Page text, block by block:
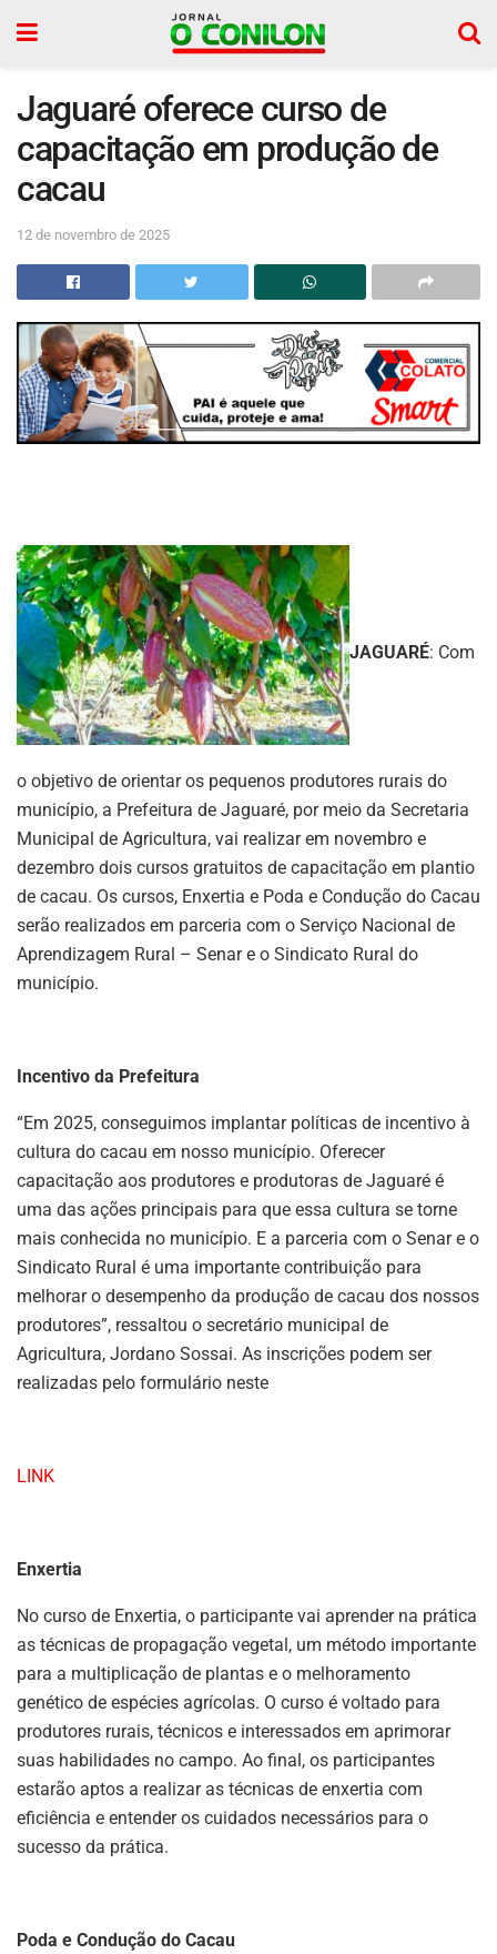
Jaguaré oferece curso de
capacitação em produção de
cacau
12 de novembro de 2025
JAGUARÉ: Com
o objetivo de orientar os pequenos produtores rurais do
município, a Prefeitura de Jaguaré, por meio da Secretaria
Municipal de Agricultura, vai realizar em novembro e
dezembro dois cursos gratuitos de capacitação em plantio
de cacau. Os cursos, Enxertia e Poda e Condução do Cacau
serão realizados em parceria com o Serviço Nacional de
Aprendizagem Rural – Senar e o Sindicato Rural do
município.
Incentivo da Prefeitura
“Em 2025, conseguimos implantar políticas de incentivo à
cultura do cacau em nosso município. Oferecer
capacitação aos produtores e produtoras de Jaguaré é
uma das ações principais para que essa cultura se torne
mais conhecida no município. E a parceria com o Senar e o
Sindicato Rural é uma importante contribuição para
melhorar o desempenho da produção de cacau dos nossos
produtores”, ressaltou o secretário municipal de
Agricultura, Jordano Sossai. As inscrições podem ser
realizadas pelo formulário neste
LINK
Enxertia
No curso de Enxertia, o participante vai aprender na prática
as técnicas de propagação vegetal, um método importante
para a multiplicação de plantas e o melhoramento
genético de espécies agrícolas. O curso é voltado para
produtores rurais, técnicos e interessados em aprimorar
suas habilidades no campo. Ao final, os participantes
estarão aptos a realizar as técnicas de enxertia com
eficiência e entender os cuidados necessários para o
sucesso da prática.
Poda e Condução do Cacau